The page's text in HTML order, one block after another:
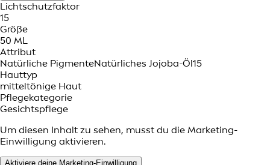
Lichtschutzfaktor
15
Größe
50 ML
Attribut
Natürliche PigmenteNatürliches Jojoba-Öl15
Hauttyp
mitteltönige Haut
Pflegekategorie
Gesichtspflege
Um diesen Inhalt zu sehen, musst du die Marketing-
Einwilligung aktivieren.
Aktiviere deine Marketing-Einwilligung